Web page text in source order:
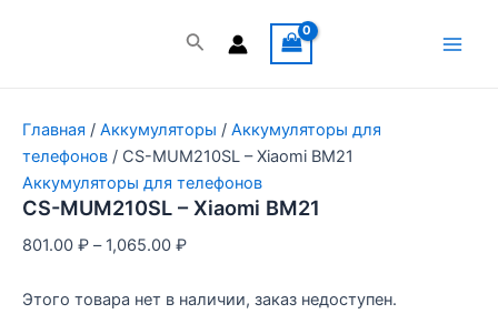
Поиск
Главная / Аккумуляторы / Аккумуляторы для
телефонов / CS-MUM210SL – Xiaomi BM21
Аккумуляторы для телефонов
CS-MUM210SL – Xiaomi BM21
801.00 ₽ – 1,065.00 ₽
Этого товара нет в наличии, заказ недоступен.